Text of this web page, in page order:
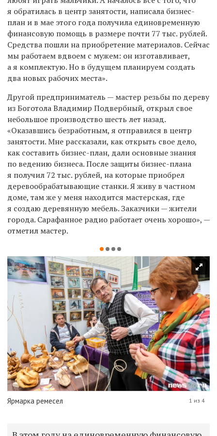
я обратилась в центр занятости, написала бизнес-
план и в мае этого года получила единовременную
финансовую помощь в размере почти 77 тыс. рублей.
Средства пошли на приобретение материалов. Сейчас
мы работаем вдвоем с мужем: он изготавливает,
а я комплектую. Но в будущем планируем создать
два новых рабочих места».
Другой предприниматель — мастер резьбы по дереву
из Боготола Владимир Подвербный, открыл свое
небольшое производство шесть лет назад.
«Оказавшись безработным, я отправился в центр
занятости. Мне рассказали, как открыть свое дело,
как составить бизнес-план, дали основные знания
по ведению бизнеса. После защиты бизнес-плана
я получил 72 тыс. рублей, на которые приобрел
деревообрабатывающие станки. Я живу в частном
доме, там же у меня находится мастерская, где
я создаю деревянную мебель. Заказчики — жители
города. Сарафанное радио работает очень хорошо», —
отметил мастер.
Ярмарка ремесел 1 из 4